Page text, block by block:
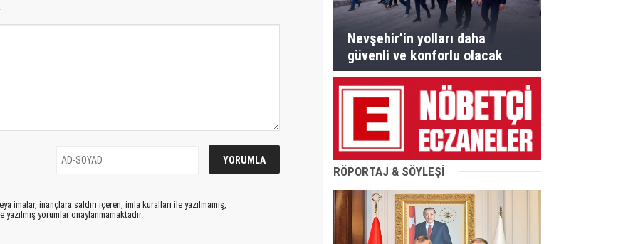
imalar, inançlara saldırı içeren, imla kuralları ile yazılmamış,
yorumlar onaylanmamaktadır.
Nevşehir’in yolları daha
güvenli ve konforlu olacak
RÖPORTAJ & SÖYLEŞİ